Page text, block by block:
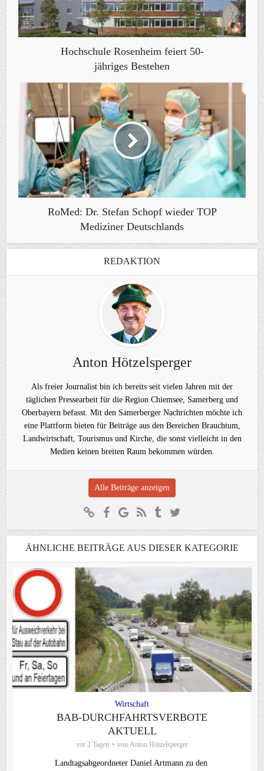
Hochschule Rosenheim feiert 50-
jähriges Bestehen
RoMed: Dr. Stefan Schopf wieder TOP
Mediziner Deutschlands
REDAKTION
Anton Hötzelsperger
Als freier Journalist bin ich bereits seit vielen Jahren mit der
täglichen Pressearbeit für die Region Chiemsee, Samerberg und
Oberbayern befasst. Mit den Samerberger Nachrichten möchte ich
eine Plattform bieten für Beiträge aus den Bereichen Brauchtum,
Landwirtschaft, Tourismus und Kirche, die sonst vielleicht in den
Medien keinen breiten Raum bekommen würden.
Alle Beiträge anzeigen
ÄHNLICHE BEITRÄGE AUS DIESER KATEGORIE
Wirtschaft
BAB-DURCHFAHRTSVERBOTE
AKTUELL
vor 2 Tagen von Anton Hötzelsperger
Landtagsabgeordneter Daniel Artmann zu den